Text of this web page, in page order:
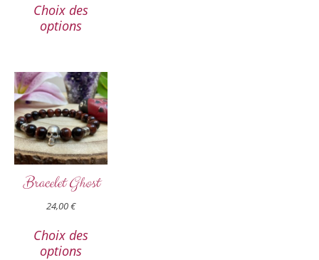
Choix des
options
Bracelet Ghost
24,00€
Choix des
options